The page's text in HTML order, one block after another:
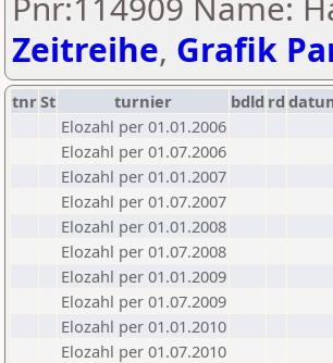
Zeitreihe, Grafik
tnrSt turnier bdld rd
Elozahl per 01.01.2006
Elozahl per 01.07.2006
Elozahl per 01.01.2007
Elozahl per 01.07.2007
Elozahl per 01.01.2008
Elozahl per 01.07.2008
Elozahl per 01.01.2009
Elozahl per 01.07.2009
Elozahl per 01.01.2010
Elozahl per 01.07.2010